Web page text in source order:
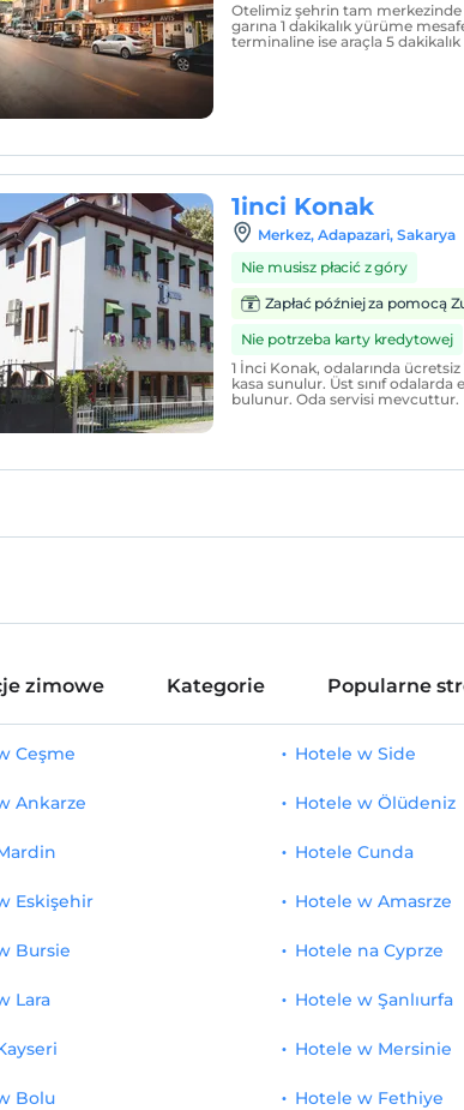
Otelimiz şehrin tam merkezinde
garına 1 dakikalık yürüme
terminaline ise araçla 5
1inci Konak
Merkez, Adapazari, Sakarya
Nie musisz płacić z góry
Zapłać później za pomocą
Nie potrzeba karty kredytowej
1 İnci Konak, odalarında
kasa sunulur. Üst sınıf
bulunur. Oda servisi mevcuttur.
zimowe Kategorie Popularne
Ceşme
Ankarze
Eskişehir
Bursie
Hotele w Side
Hotele w Ölüdeniz
Hotele Cunda
Hotele w Amasrze
Hotele na Cyprze
Lara
Bolu
Hotele w Şanlıurfa
Hotele w Mersinie
Hotele w Fethiye